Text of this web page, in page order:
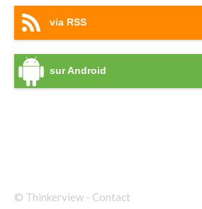
via RSS
sur Android
© Thinkerview - Contact